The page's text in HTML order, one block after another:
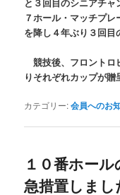
７ホール・マッチプ
を降し４年ぶり３回目
競技後、フロントロ
りそれぞれカップが贈
カテゴリー:会員へのお
１０番ホー
急措置しまし